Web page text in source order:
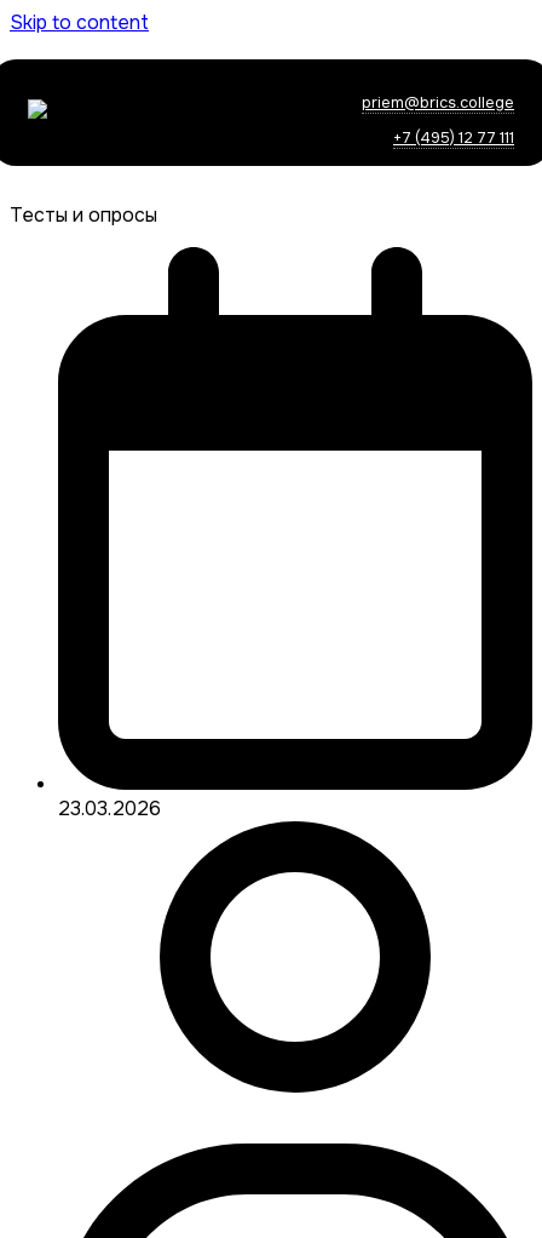
Skip to content
priem@brics.college
+7 (495) 12 77 111
Тесты и опросы
23.03.2026